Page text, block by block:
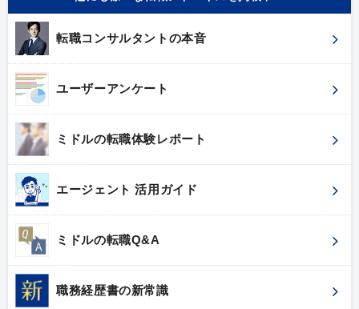
転職コンサルタントの本音
ユーザーアンケート
ミドルの転職体験レポート
エージェント 活用ガイド
ミドルの転職Q&A
職務経歴書の新常識